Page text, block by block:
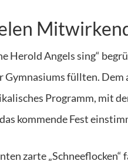
Angels sing“
Gymnasiums füllten.
Programm, mit
kommende Fest
zarte „Schneeflocken“